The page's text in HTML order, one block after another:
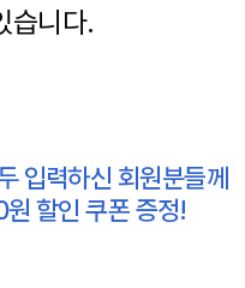
습니다.
입력하신 회원분들께
할인 쿠폰 증정!